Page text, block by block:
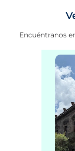
Encuéntranos